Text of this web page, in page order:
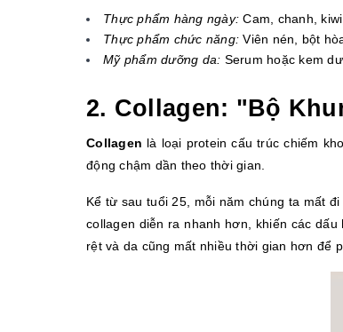
Thực phẩm hàng ngày: Cam, chanh,
Thực phẩm chức năng: Viên nén, bột
Mỹ phẩm dưỡng da: Serum hoặc kem
2. Collagen: "Bộ
Collagen là loại protein cấu trúc chiếm
động chậm dần theo thời gian.
Kể từ sau tuổi 25, mỗi năm chúng ta mất
collagen diễn ra nhanh hơn, khiến các
rệt và da cũng mất nhiều thời gian hơn để